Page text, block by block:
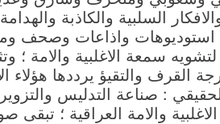
السلبية والكاذبة
واذاعات وصحف
سمعة الاغلبية والامة ؛
القرف والتقيؤ يرددها هؤلاء
: صناعة التدليس
الاغلبية والامة العراقية ؛